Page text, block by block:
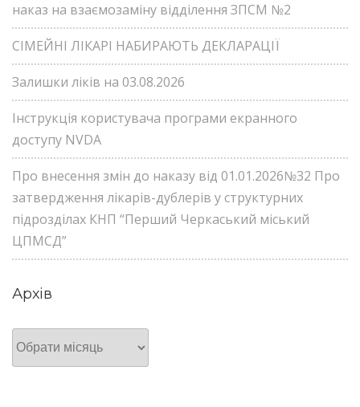
наказ на взаємозаміну відділення ЗПСМ №2
СІМЕЙНІ ЛІКАРІ НАБИРАЮТЬ ДЕКЛАРАЦІЇ
Залишки ліків на 03.08.2026
Інструкція користувача програми екранного
доступу NVDA
Про внесення змін до наказу від 01.01.2026№32 Про
затвердження лікарів-дублерів у структурних
підрозділах КНП “Перший Черкаський міський
ЦПМСД”
Архів
Архів